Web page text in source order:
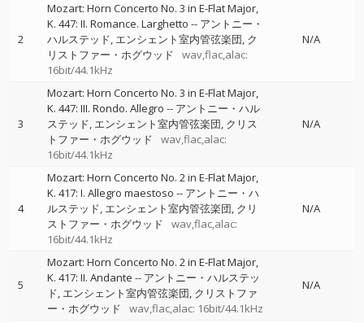
2
Mozart: Horn Concerto No. 3 in E-Flat Major,
K. 447: II. Romance. Larghetto -- アントニー・
ハルステッド エンシェント室内管弦楽団 ク
リストファー・ホグウッド
wav,flac,alac:
16bit/44.1kHz
N/A
3
Mozart: Horn Concerto No. 3 in E-Flat Major,
K. 447: III. Rondo. Allegro -- アントニー・ハル
ステッド エンシェント室内管弦楽団 クリス
トファー・ホグウッド
wav,flac,alac:
16bit/44.1kHz
N/A
4
Mozart: Horn Concerto No. 2 in E-Flat Major,
K. 417: I. Allegro maestoso -- アントニー・ハ
ルステッド エンシェント室内管弦楽団 クリ
ストファー・ホグウッド
wav,flac,alac:
16bit/44.1kHz
N/A
5
Mozart: Horn Concerto No. 2 in E-Flat Major,
K. 417: II. Andante -- アントニー・ハルステッ
ド エンシェント室内管弦楽団 クリストファ
ー・ホグウッド
wav,flac,alac: 16bit/44.1kHz
N/A